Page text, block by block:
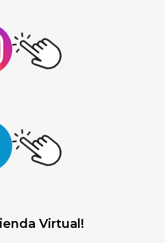
Virtual!